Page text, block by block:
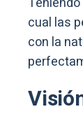
cual las
con la